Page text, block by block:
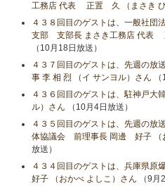
工務店 代表 正置 久 （まさき ひ
４３８回目のゲストは、一般社
支部 支部長 まさき工務店 代表
（10月18日放送）
４３７回目のゲストは、先週の放
事 李 相 烈 （イ サンヨル）さん
４３６回目のゲストは、駐神戸大
ル）さん （10月4日放送）
４３５回目のゲストは、先週の放
体協議会 前理事長 岡邊 好子 （
放送）
４３４回目のゲストは、兵庫県
好子 （おかべ よしこ）さん （9月